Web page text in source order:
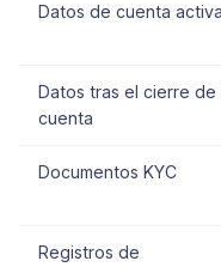
Datos de cuenta activa
Datos tras el cierre de
cuenta
Documentos KYC
Registros de